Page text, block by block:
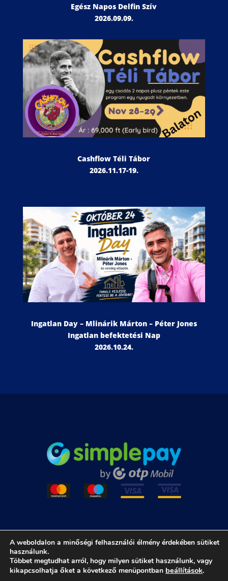
Egész Napos Delfin Szív
2026.09.09.
Cashflow Téli Tábor
2026.11.17-19.
Ingatlan Day – Mlinárik Márton – Péter Jones
Ingatlan befektetési Nap
2026.10.24.
Adatkezelési Tájékoztató
Copyright©Minden jog fenntartva. |Peter Jones Magic
A weboldalon a minőségi felhasználói élmény érdekében sütiket
használunk.
Többet megtudhat arról, hogy milyen sütiket használunk, vagy
kikapcsolhatja őket a következő menüpontban beállítások.